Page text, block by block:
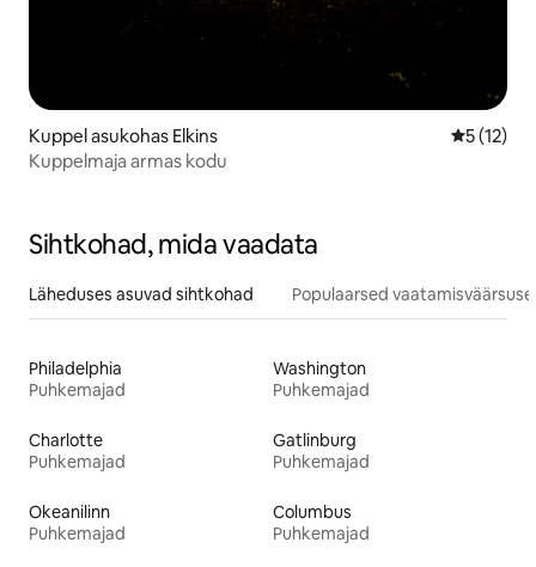
Kuppel asukohas Elkins
5 (12)
Kuppelmaja armas kodu
Sihtkohad, mida vaadata
Läheduses asuvad sihtkohad Populaarsed
Philadelphia
Puhkemajad
Washington
Puhkemajad
Charlotte
Puhkemajad
Gatlinburg
Puhkemajad
Okeanilinn
Puhkemajad
Columbus
Puhkemajad